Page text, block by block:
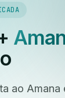
ao Amana